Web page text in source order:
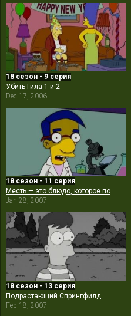
18 сезон - 9 серия
Убить Гила 1 и 2
Dec 17, 2006
18 сезон - 11 серия
Месть — это блюдо, которое подают трижды
Jan 28, 2007
18 сезон - 13 серия
Подрастающий Спрингфилд
Feb 18, 2007